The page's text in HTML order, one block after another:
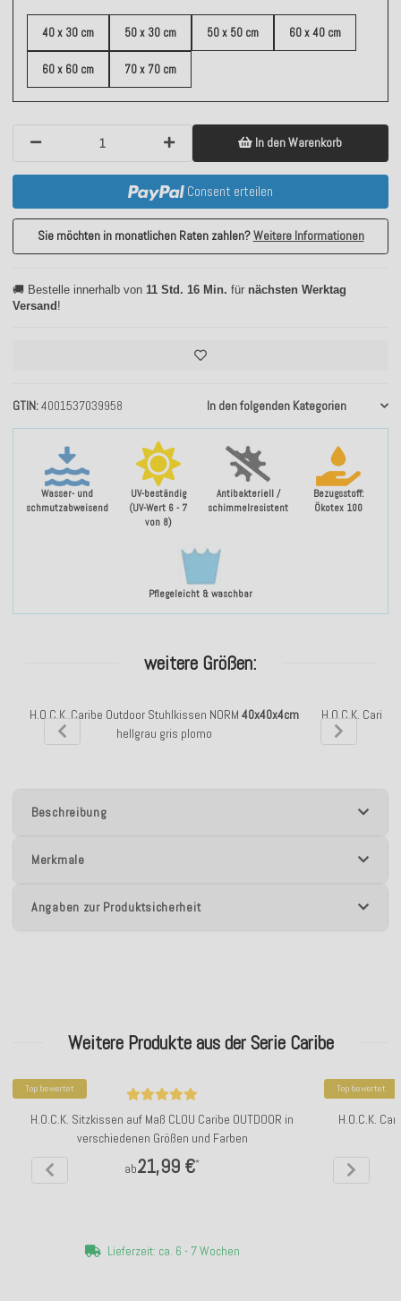
Wasser- und
schmutzabweisend
UV-beständig
(UV-Wert 6 - 7
von 8)
Antibakteriell /
schimmelresistent
Bezugsstoff:
Ökotex 100
Pflegeleicht & waschbar
GTIN 4001537039958 In den folgenden Kategorien
40 x 30 cm 50 x 30 cm 50 x 50 cm 60 x 40 cm
60 x 60 cm 70 x 70 cm
In den Warenkorb
Consent erteilen
Sie möchten in monatlichen Raten zahlen?Weitere Informationen
🚚 Bestelle innerhalb von 11 Std. 16 Min. für nächsten Werktag
Versand !
weitere Größen:
H.O.C.K. Caribe Outdoor Stuhlkissen NORM 40x40x4cm
hellgrau gris plomo
H.O.C.K.
Beschreibung
Merkmale
Angaben zur Produktsicherheit
Weitere Produkte aus der Serie Caribe
Top bewertet
H.O.C.K. Sitzkissen auf Maß CLOU Caribe OUTDOOR in
verschiedenen Größen und Farben
ab21,99 €*
Lieferzeit: ca. 6 - 7 Wochen
Top bewertet
H.O.C.K.